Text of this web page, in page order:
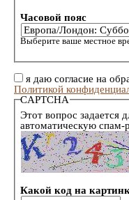
Часовой пояс
Выберите ваше местное
я даю согласие на
Политикой
CAPTCHA
Этот вопрос задается
автоматическую спам-
Какой код на